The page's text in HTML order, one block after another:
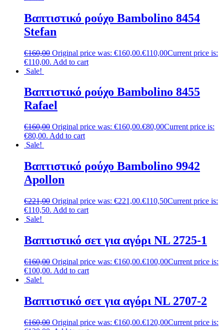
Βαπτιστικό ρούχο Bambolino 8454
Stefan
€160,00 Original price was: €160,00.€110,00Current price is:
€110,00. Add to cart
Sale!
Βαπτιστικό ρούχο Bambolino 8455
Rafael
€160,00 Original price was: €160,00.€80,00Current price is:
€80,00. Add to cart
Sale!
Βαπτιστικό ρούχο Bambolino 9942
Apollon
€221,00 Original price was: €221,00.€110,50Current price is:
€110,50. Add to cart
Sale!
Βαπτιστικό σετ για αγόρι NL 2725-1
€160,00 Original price was: €160,00.€100,00Current price is:
€100,00. Add to cart
Sale!
Βαπτιστικό σετ για αγόρι NL 2707-2
€160,00 Original price was: €160,00.€120,00Current price is: